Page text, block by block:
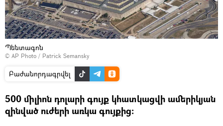
Պենտագոն
© AP Photo / Patrick Semansky
Բաժանորդագրվել
500 միլիոն դոլարի գույք կհատկացվի ամերիկյան
զինված ուժերի առկա գույքից։